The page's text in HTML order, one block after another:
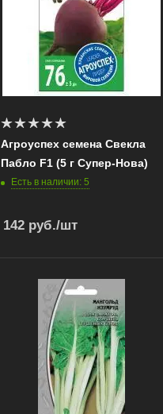
Агроуспех семена Свекла
Пабло F1 (5 г Супер-Нова)
Есть в наличии: 5
142 руб./шт